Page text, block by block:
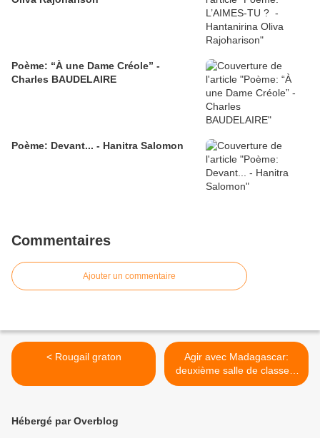
Poème: “À une Dame Créole” -
Charles BAUDELAIRE
Poème: Devant... - Hanitra Salomon
Commentaires
Ajouter un commentaire
< Rougail graton
Agir avec Madagascar:
deuxième salle de classe à
Tsararano >
Hébergé par Overblog